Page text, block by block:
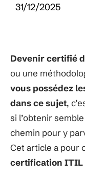
31/12/2025
Devenircertifié
ou une
vous possédez
danscesujet,
si l’obtenirsemble
chemin poury
Cet article a pour
certification ITIL